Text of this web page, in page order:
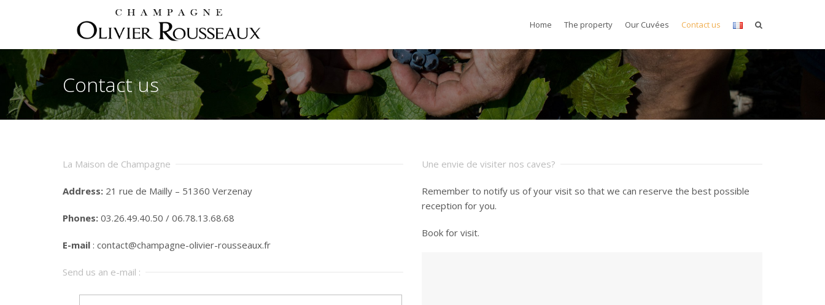
Home The property Our Cuvées Contact us
Contact us
La Maison de Champagne
Address: 21 rue de Mailly – 51360 Verzenay
Phones: 03.26.49.40.50 / 06.78.13.68.68
E-mail : contact@champagne-olivier-rousseaux.fr
Send us an e-mail :
Une envie de visiter nos caves?
Remember to notify us of your visit so that we can reserve the best possible
reception for you.
Book for visit.